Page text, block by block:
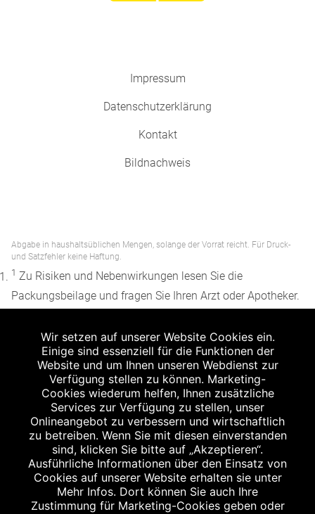
Impressum
Datenschutzerklärung
Kontakt
Bildnachweis
Abgabe in haushaltsüblichen Mengen, solange der Vorrat reicht. Für Druck-
und Satzfehler keine Haftung.
1 Zu Risiken und Nebenwirkungen lesen Sie die
Packungsbeilage und fragen Sie Ihren Arzt oder Apotheker.
Apothekenerstattungspreis (AEP). Der AEP ist keine
unverbindliche Preisempfehlung der Hersteller. Der AEP ist
ein von den Apotheken in Ansatz gebrachter Preis für
rezeptfreie Arzneimittel. Er entspricht in der Höhe dem für
Apotheken verbindlichen Abgabepreis, zu dem eine
Apotheke in bestimmten Fällen (z.B. bei Kindern unter 12
Jahren) das Produkt mit der gesetzlichen
Krankenversicherung abrechnet. Der AEP ist der allgemeine
Erstattungspreis im Falle einer Kostenübernahme durch die
gesetzlichen Krankenkassen, vor Abzug eines
Wir setzen auf unserer Website Cookies ein.
Einige sind essenziell für die Funktionen der
Website und um Ihnen unseren Webdienst zur
Verfügung stellen zu können. Marketing-
Cookies wiederum helfen, Ihnen zusätzliche
Services zur Verfügung zu stellen, unser
Onlineangebot zu verbessern und wirtschaftlich
zu betreiben. Wenn Sie mit diesen einverstanden
sind, klicken Sie bitte auf „Akzeptieren“.
Ausführliche Informationen über den Einsatz von
Cookies auf unserer Website erhalten sie unter
Mehr Infos. Dort können Sie auch Ihre
Zustimmung für Marketing-Cookies geben oder